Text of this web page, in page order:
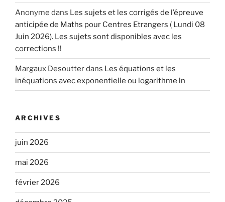
Anonyme dans Les sujets et les corrigés de l’épreuve
anticipée de Maths pour Centres Etrangers ( Lundi 08
Juin 2026). Les sujets sont disponibles avec les
corrections !!
Margaux Desoutterdans Les équations et les
inéquations avec exponentielle ou logarithme ln
ARCHIVES
juin 2026
mai 2026
février 2026